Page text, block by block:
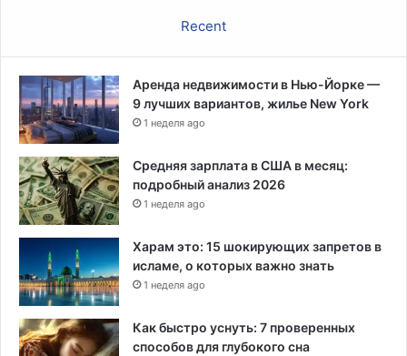
Recent
Аренда недвижимости в Нью-Йорке —
9 лучших вариантов, жилье New York
1 неделя ago
Средняя зарплата в США в месяц:
подробный анализ 2026
1 неделя ago
Харам это: 15 шокирующих запретов в
исламе, о которых важно знать
1 неделя ago
Как быстро уснуть: 7 проверенных
способов для глубокого сна